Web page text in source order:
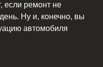
если ремонт не
Ну и, конечно, вы
автомобиля